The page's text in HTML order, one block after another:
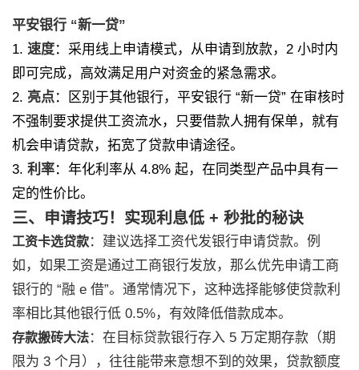
平安银行 “新一贷”
1. 速度：采用线上申请模式，从申请到放款，2 小时内
即可完成，高效满足用户对资金的紧急需求。
2. 亮点：区别于其他银行，平安银行 “新一贷” 在审核时
不强制要求提供工资流水，只要借款人拥有保单，就有
机会申请贷款，拓宽了贷款申请途径。
3. 利率：年化利率从 4.8% 起，在同类型产品中具有一
定的性价比。
三、申请技巧！实现利息低 + 秒批的秘诀
工资卡选贷款：建议选择工资代发银行申请贷款。例
如，如果工资是通过工商银行发放，那么优先申请工商
银行的 “融 e 借”。通常情况下，这种选择能够使贷款利
率相比其他银行低 0.5%，有效降低借款成本。
存款搬砖大法：在目标贷款银行存入 5 万定期存款（期
限为 3 个月），往往能带来意想不到的效果，贷款额度